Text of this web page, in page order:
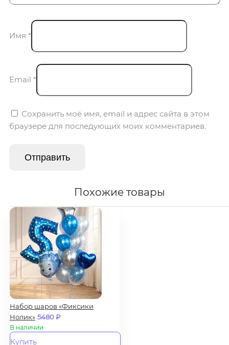
Имя *
Email *
Сохранить моё имя, email и адрес сайта в этом
браузере для последующих моих комментариев.
Похожие товары
Набор шаров «Фиксики
Нолик» 5480₽
В наличии
Купить